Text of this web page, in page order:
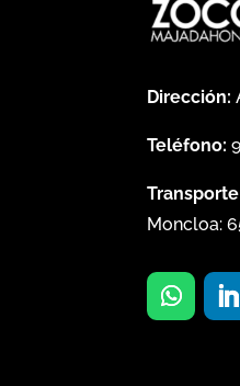
Dirección:
Teléfono:
Moncloa: